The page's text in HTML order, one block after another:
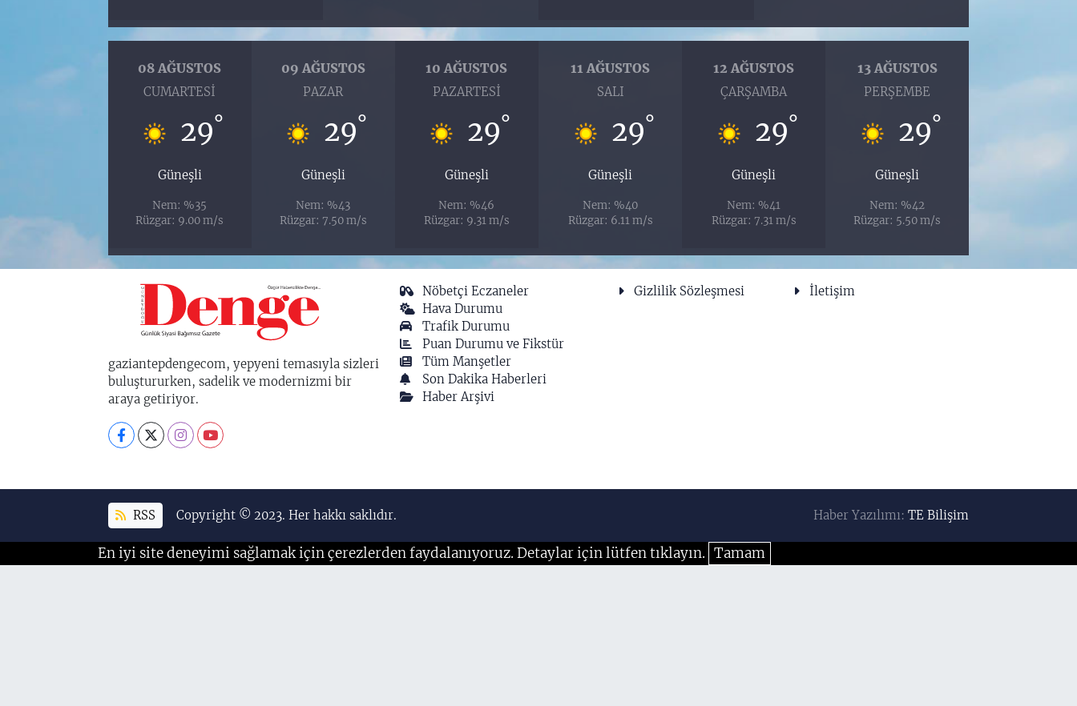
08 AĞUSTOS
CUMARTESI
29°
Güneşli
Nem: %35
Rüzgar: 9.00 m/s
09 AĞUSTOS
PAZAR
29°
Güneşli
Nem: %43
Rüzgar: 7.50 m/s
10 AĞUSTOS
PAZARTESI
29°
Güneşli
Nem: %46
Rüzgar: 9.31 m/s
11 AĞUSTOS
SALI
29°
Güneşli
Nem: %40
Rüzgar: 6.11 m/s
12 AĞUSTOS
ÇARŞAMBA
29°
Güneşli
Nem: %41
Rüzgar: 7.31 m/s
13 AĞUSTOS
PERŞEMBE
29°
Güneşli
Nem: %42
Rüzgar: 5.50 m/s
gaziantepdengecom, yepyeni temasıyla sizleri
buluştururken, sadelik ve modernizmi bir
araya getiriyor.
Nöbetçi Eczaneler
Hava Durumu
Trafik Durumu
Puan Durumu ve Fikstür
Tüm Manşetler
Son Dakika Haberleri
Haber Arşivi
Gizlilik Sözleşmesi İletişim
RSS Copyright © 2023. Her hakkı saklıdır. Haber Yazılımı:TE Bilişim
En iyi site deneyimi sağlamak için çerezlerden faydalanıyoruz. Detaylar için lütfen tıklayın. Tamam